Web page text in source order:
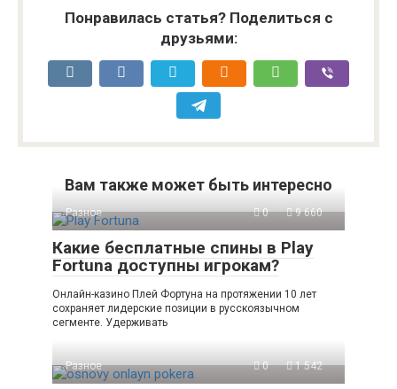
Понравилась статья? Поделиться с
друзьями:
Вам также может быть интересно
Разное 0 9 660
Какие бесплатные спины в Play
Fortuna доступны игрокам?
Онлайн-казино Плей Фортуна на протяжении 10 лет
сохраняет лидерские позиции в русскоязычном
сегменте. Удерживать
Разное 0 1 542